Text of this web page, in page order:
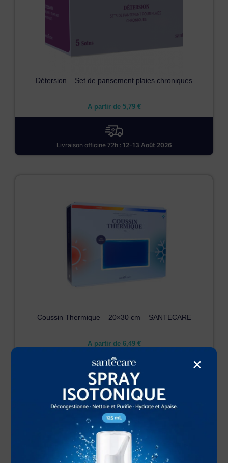
×
Détersion – Set de pansement plaies chroniques
A partir de 5,79 €
Livraison officine 72h : 12-13 Août 2026
Coussin Thermique – 20×30 cm – SANTECARE
A partir de 6,49 €
Livraison officine 72h :12-13 Août 2026